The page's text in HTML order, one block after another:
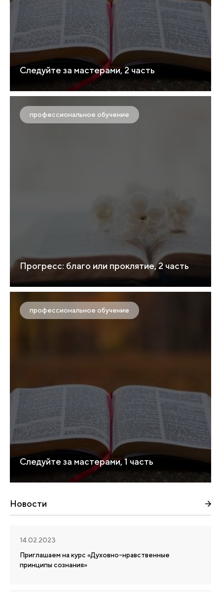
Следуйте за мастерами, 2 часть
профессиональное обучение
Прогресс: благо или проклятие, 2 часть
профессиональное обучение
Следуйте за мастерами, 1 часть
Новости
14.02.2023
Приглашаем на курс «Духовно-нравственные
принципы сознания»